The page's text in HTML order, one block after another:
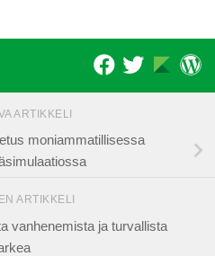
ARTIKKELI
moniammatillisessa
ARTIKKELI
vanhenemista ja turvallista